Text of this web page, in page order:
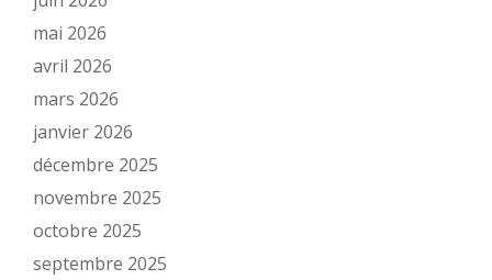
mai 2026
avril 2026
mars 2026
janvier 2026
décembre 2025
novembre 2025
octobre 2025
septembre 2025